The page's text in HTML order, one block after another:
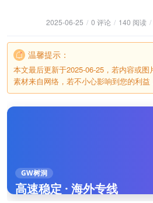
2025-06-25 / 0 评论 / 140 阅读 /
温馨提示：
本文最后更新于2025-06-25，若内容或
素材来自网络，若不小心影响到您的利益
GW树洞
高速稳定 · 海外专线